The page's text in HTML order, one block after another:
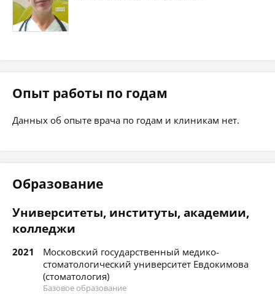
Опыт работы по годам
Данных об опыте врача по годам и клиникам нет.
Образование
Университеты, институты, академии,
колледжи
2021
Московский государственный медико-
стоматологический университет Евдокимова
(стоматология)
Базовое образование